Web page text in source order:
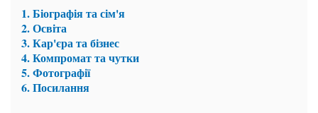
1. Біографія та сім'я
2. Освіта
3. Кар'єра та бізнес
4. Компромат та чутки
5. Фотографії
6. Посилання